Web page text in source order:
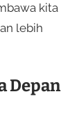
kita
lebih
Depan